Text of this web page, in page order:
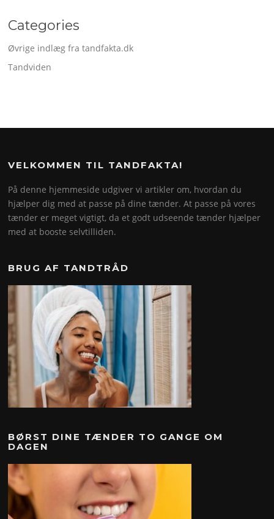
Categories
Øvrige indlæg fra tandfakta.dk
Tandviden
VELKOMMEN TIL TANDFAKTA!
På denne hjemmeside udgiver vi artikler om, hvordan du
hjælper dig med at passe på dine tænder. At passe på vores
tænder er meget vigtigt, da et godt udseende tænder hjælper
med at booste selvtilliden.
BRUG AF TANDTRÅD
BØRST DINE TÆNDER TO GANGE OM
DAGEN